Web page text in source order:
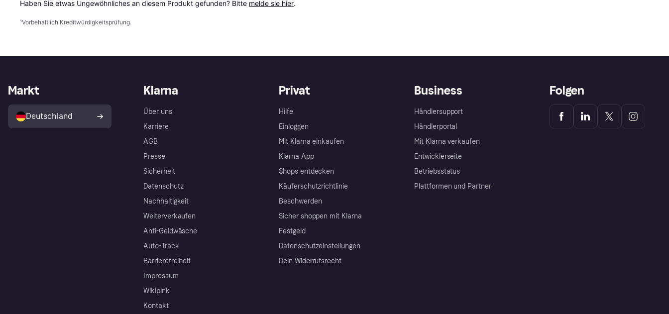
Haben Sie etwas Ungewöhnliches an diesem Produkt gefunden? Bitte melde sie hier.
¹Vorbehaltlich Kreditwürdigkeitsprüfung.
Klarna
Über uns
Karriere
AGB
Presse
Sicherheit
Datenschutz
Nachhaltigkeit
Weiterverkaufen
Anti-Geldwäsche
Auto-Track
Barrierefreiheit
Impressum
Wikipink
Kontakt
Privat
Hilfe
Einloggen
Mit Klarna einkaufen
Klarna App
Shops entdecken
Käuferschutzrichtlinie
Beschwerden
Sicher shoppen mit Klarna
Festgeld
Datenschutzeinstellungen
Dein Widerrufsrecht
Business
Händlersupport
Händlerportal
Mit Klarna verkaufen
Entwicklerseite
Betriebsstatus
Plattformen und Partner
Markt
Deutschland
Folgen